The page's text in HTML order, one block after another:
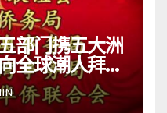
部门携五大洲
全球潮人拜